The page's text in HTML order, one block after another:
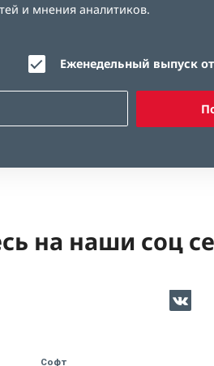
и мнения аналитиков.
Еженедельный выпуск
на наши соц
Софт